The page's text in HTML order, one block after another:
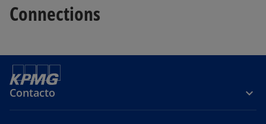
Connections
Contacto